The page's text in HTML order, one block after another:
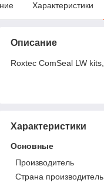
Характеристики
Описание
Roxtec ComSeal LW
Характеристики
Основные
Производитель
Страна производитель